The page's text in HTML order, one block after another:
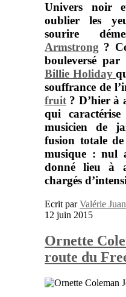
Univers noir
oublier les
sourire
Armstrong ?
bouleversé par
Billie Holiday
souffrance de
fruit ? D’hier à
qui
musicien de
fusion totale
musique : nul
donné lieu à
chargés
Ecrit parValérie Juan
12 juin 2015
Ornette
route du